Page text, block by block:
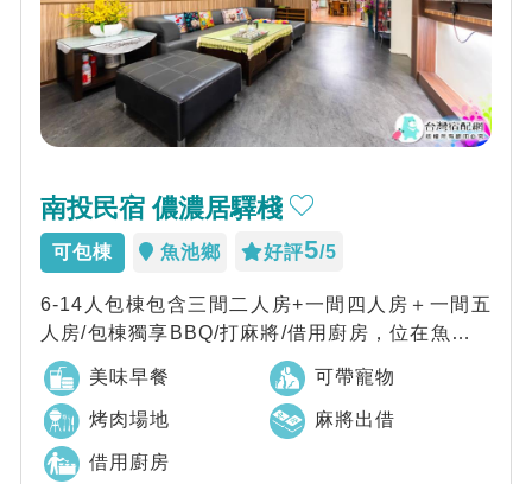
南投民宿 儂濃居驛棧
可包棟 魚池鄉 好評5/5
6-14人包棟包含三間二人房+一間四人房＋一間五
人房/包棟獨享BBQ/打麻將/借用廚房，位在魚池商
圈/近九族.日月潭/南投最平價包...
美味早餐 可帶寵物
烤肉場地 麻將出借
借用廚房